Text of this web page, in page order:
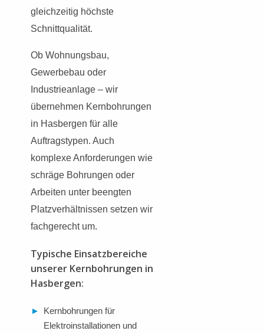
gleichzeitig höchste
Schnittqualität.
Ob Wohnungsbau,
Gewerbebau oder
Industrieanlage – wir
übernehmen Kernbohrungen
in Hasbergen für alle
Auftragstypen. Auch
komplexe Anforderungen wie
schräge Bohrungen oder
Arbeiten unter beengten
Platzverhältnissen setzen wir
fachgerecht um.
Typische Einsatzbereiche
unserer Kernbohrungen in
Hasbergen:
►
Kernbohrungen für
Elektroinstallationen und